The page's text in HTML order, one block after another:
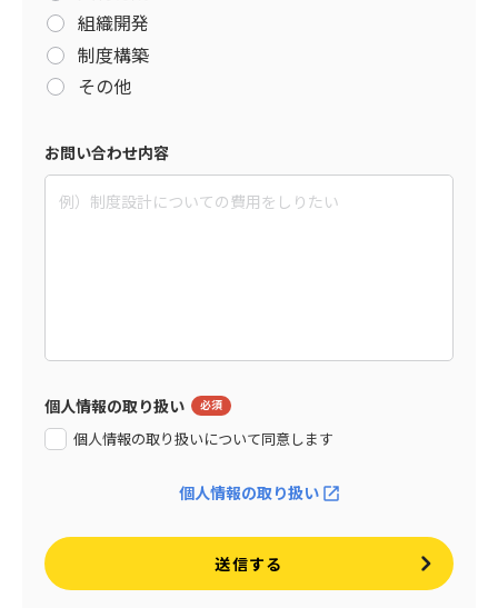
組織開発
制度構築
その他
お問い合わせ内容
個人情報の取り扱い
個人情報の取り扱いについて同意します
個人情報の取り扱い
送信する